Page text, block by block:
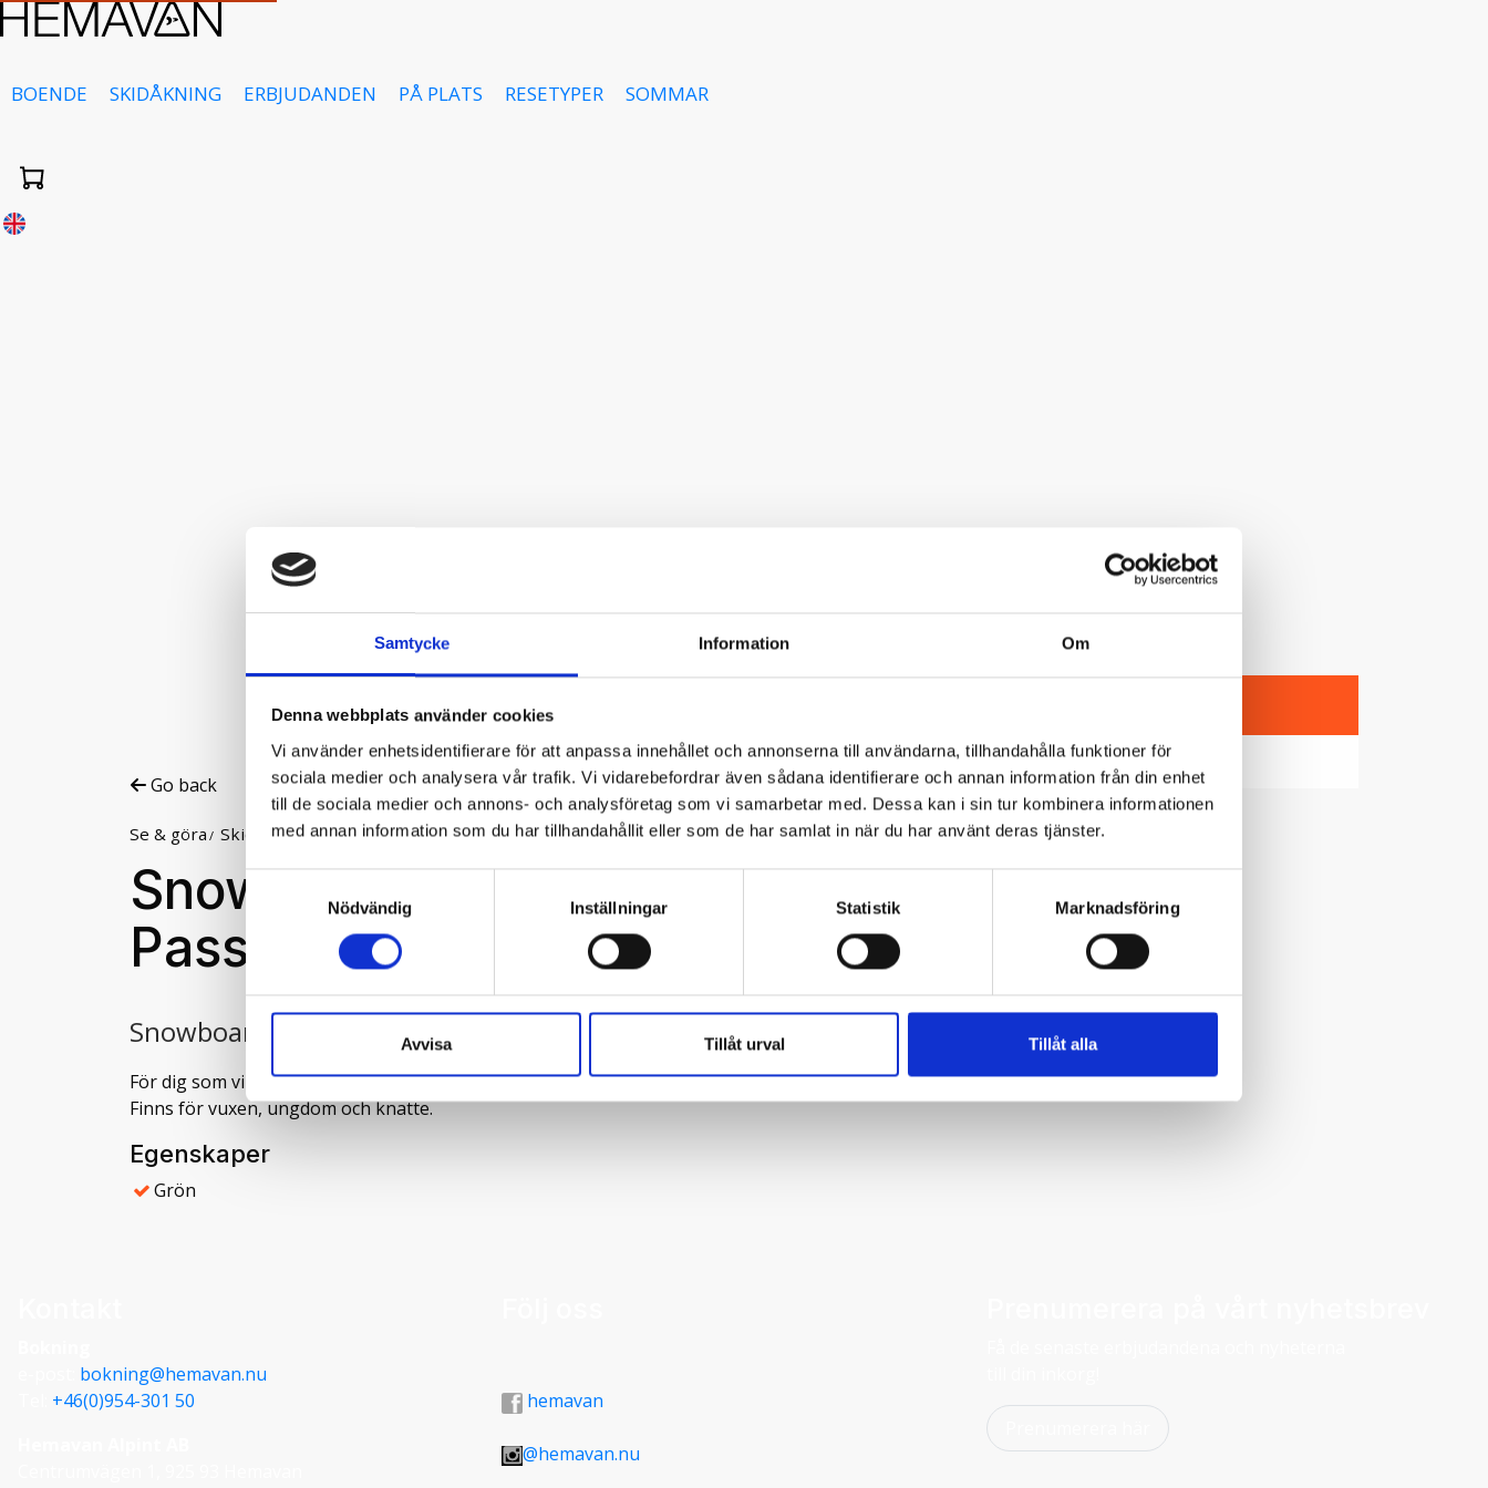
Samtycke Information Om
Denna webbplats använder cookies
Vi använder enhetsidentifierare för att anpassa innehållet och annonserna till användarna, tillhandahålla funktioner för
sociala medier och analysera vår trafik. Vi vidarebefordrar även sådana identifierare och annan information från din enhet
till de sociala medier och annons- och analysföretag som vi samarbetar med. Dessa kan i sin tur kombinera informationen
med annan information som du har tillhandahållit eller som de har samlat in när du har använt deras tjänster.
Samtyckesval
Nödvändig
Inställningar Statistik Marknadsföring
Avvisa Tillåt urval Tillåt alla
BOENDE SKIDÅKNING ERBJUDANDEN PÅ PLATS RESETYPER SOMMAR
Go back
Se & göra Skidåkning Skiduthyrning Snowboard
Snowboardpaket. Grön Nivå -
Passar nybörjare.
Snowboard och boots.
För dig som vill prova på snowboard eller åker bräda några gånger per säsong.
Finns för vuxen, ungdom och knatte.
Egenskaper
Grön
bokning@hemavan.nu
+46(0)954-301 50
hemavan
@hemavan.nu